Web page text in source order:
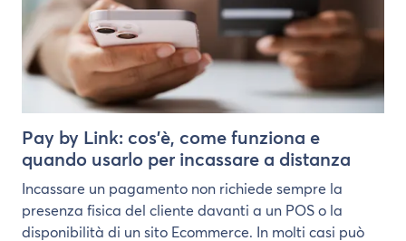
Pay by Link: cos’è, come funziona e
quando usarlo per incassare a distanza
Incassare un pagamento non richiede sempre la
presenza fisica del cliente davanti a un POS o la
disponibilità di un sito Ecommerce. In molti casi può